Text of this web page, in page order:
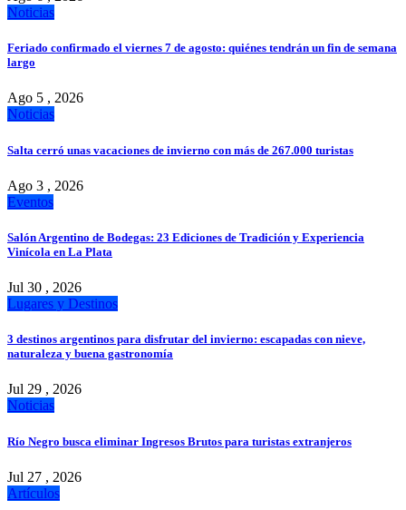
Noticias
Feriado confirmado el viernes 7 de agosto: quiénes tendrán un fin de semana
largo
Ago 5 , 2026
Noticias
Salta cerró unas vacaciones de invierno con más de 267.000 turistas
Ago 3 , 2026
Eventos
Salón Argentino de Bodegas: 23 Ediciones de Tradición y Experiencia
Vinícola en La Plata
Jul 30 , 2026
Lugares y Destinos
3 destinos argentinos para disfrutar del invierno: escapadas con nieve,
naturaleza y buena gastronomía
Jul 29 , 2026
Noticias
Río Negro busca eliminar Ingresos Brutos para turistas extranjeros
Jul 27 , 2026
Artículos